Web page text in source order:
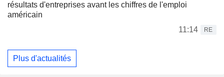
résultats d'entreprises avant les chiffres de l'emploi
américain
11:14
RE
Plus d'actualités